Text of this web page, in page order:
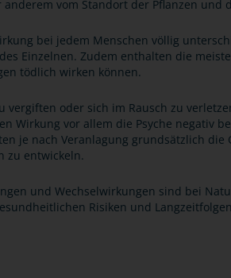
vom Standort der Pflanzen und
bei jedem Menschen völlig
Einzelnen. Zudem enthalten die
tödlich wirken können.
vergiften oder sich im Rausch zu
Wirkung vor allem die Psyche negativ
je nach Veranlagung grundsätzlich die
zu entwickeln.
und Wechselwirkungen sind bei
Risiken und